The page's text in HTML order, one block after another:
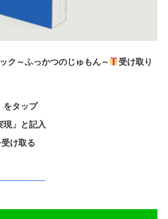
ク～ふっかつのじゅもん～
受け取り
をタップ
現」と記入
け取る